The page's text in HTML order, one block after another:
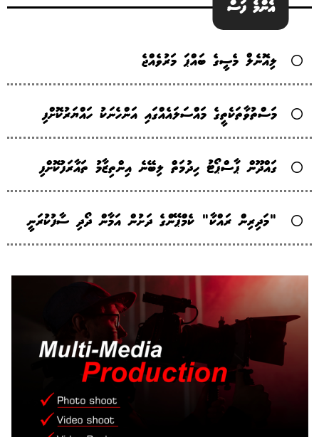
އެންމެ ފަސް
ލިއޮނެލް މެސީގެ ބައްޕަ މަރުވެއްޖެ
މަސްތުވާތަކެތީގެ މައްސަލައެއްގައި އަންހެނަކު ހައްޔަރުކޮށްފި
ގައްދޫން ޕާސްޕޯޓު ހިދުމަތް ލިބޭނެ އިންތިޒާމު ތައާރަފުކޮށްފި
"މަދިރިން ރައްކާ" ކެމްޕޭންގެ ދަށުން އަމާން ދޯދި ސާފުކުރަނީ